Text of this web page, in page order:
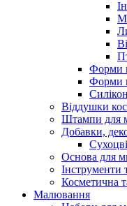
Форми
Форми
Віддушки
Штампи для
Добавки,
Основа для
Інструменти
Косметична
Малювання